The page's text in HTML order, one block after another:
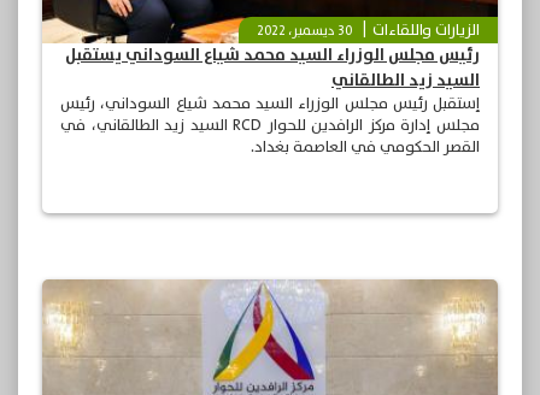
الزيارات واللقاءات 30 ديسمبر، 2022
رئيس مجلس الوزراء السيد محمد شياع السوداني يستقبل
السيد زيد الطالقاني
إستقبل رئيس مجلس الوزراء السيد محمد شياع السوداني، رئيس
مجلس إدارة مركز الرافدين للحوار RCD السيد زيد الطالقاني، في
القصر الحكومي في العاصمة بغداد.